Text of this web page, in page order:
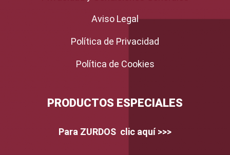
Aviso Legal
Política de Privacidad
Política de Cookies
PRODUCTOS ESPECIALES
Para ZURDOS clic aquí >>>